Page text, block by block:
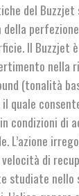
del Buzzjet
Il Buzzjet
nella
(tonalità
il quale
condizioni di
L’azione
di
studiate nello